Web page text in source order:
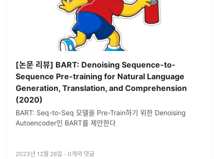
[논문 리뷰] BART: Denoising Sequence-to-
Sequence Pre-training for Natural Language
Generation, Translation, and Comprehension
(2020)
BART: Seq-to-Seq 모델을 Pre-Train하기 위한 Denoising
Autoencoder인 BART를 제안한다
2023년 12월 26일 · 0개의 댓글